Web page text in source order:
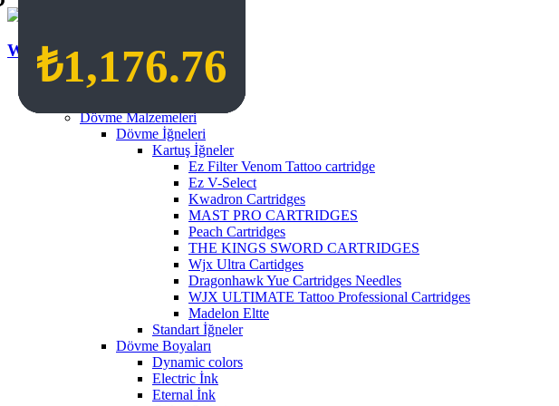
Wildcat Turkey
Anasayfa
Dövme Malzemeleri
Dövme İğneleri
Kartuş İğneler
Ez Filter Venom Tattoo cartridge
Ez V-Select
Kwadron Cartridges
MAST PRO CARTRIDGES
Peach Cartridges
THE KINGS SWORD CARTRIDGES
Wjx Ultra Cartidges
Dragonhawk Yue Cartridges Needles
WJX ULTIMATE Tattoo Professional Cartridges
Madelon Eltte
Standart İğneler
Dövme Boyaları
Dynamic colors
Electric İnk
Eternal İnk
₺1,098.31
₺1,333.66
₺1,333.66
₺1,176.76